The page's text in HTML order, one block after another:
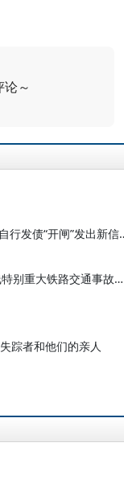
论～
“输血”保障房，“减
不该发生的事故为何发生？——“7·23”甬温线特别重大铁路交通事故原因追问
踪者和他们的亲人